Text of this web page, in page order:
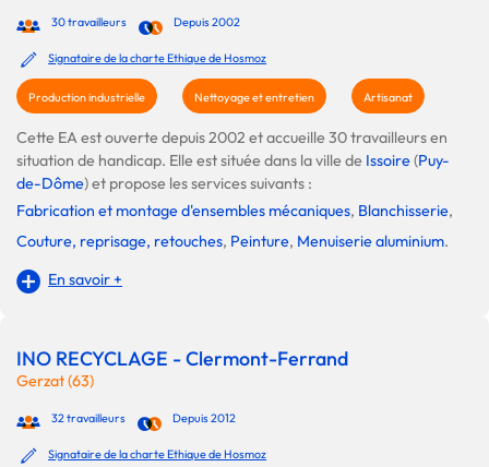
30 travailleurs Depuis 2002
Signataire de la charte Ethique de Hosmoz
Production industrielle Nettoyage et entretien Artisanat
Cette EA est ouverte depuis 2002 et accueille 30 travailleurs en
situation de handicap. Elle est située dans la ville de Issoire(Puy-
de-Dôme) et propose les services suivants :
Fabrication et montage d'ensembles mécaniques, Blanchisserie,
Couture, reprisage, retouches, Peinture, Menuiserie aluminium.
En savoir +
INO RECYCLAGE - Clermont-Ferrand
Gerzat (63)
32 travailleurs Depuis 2012
Signataire de la charte Ethique de Hosmoz